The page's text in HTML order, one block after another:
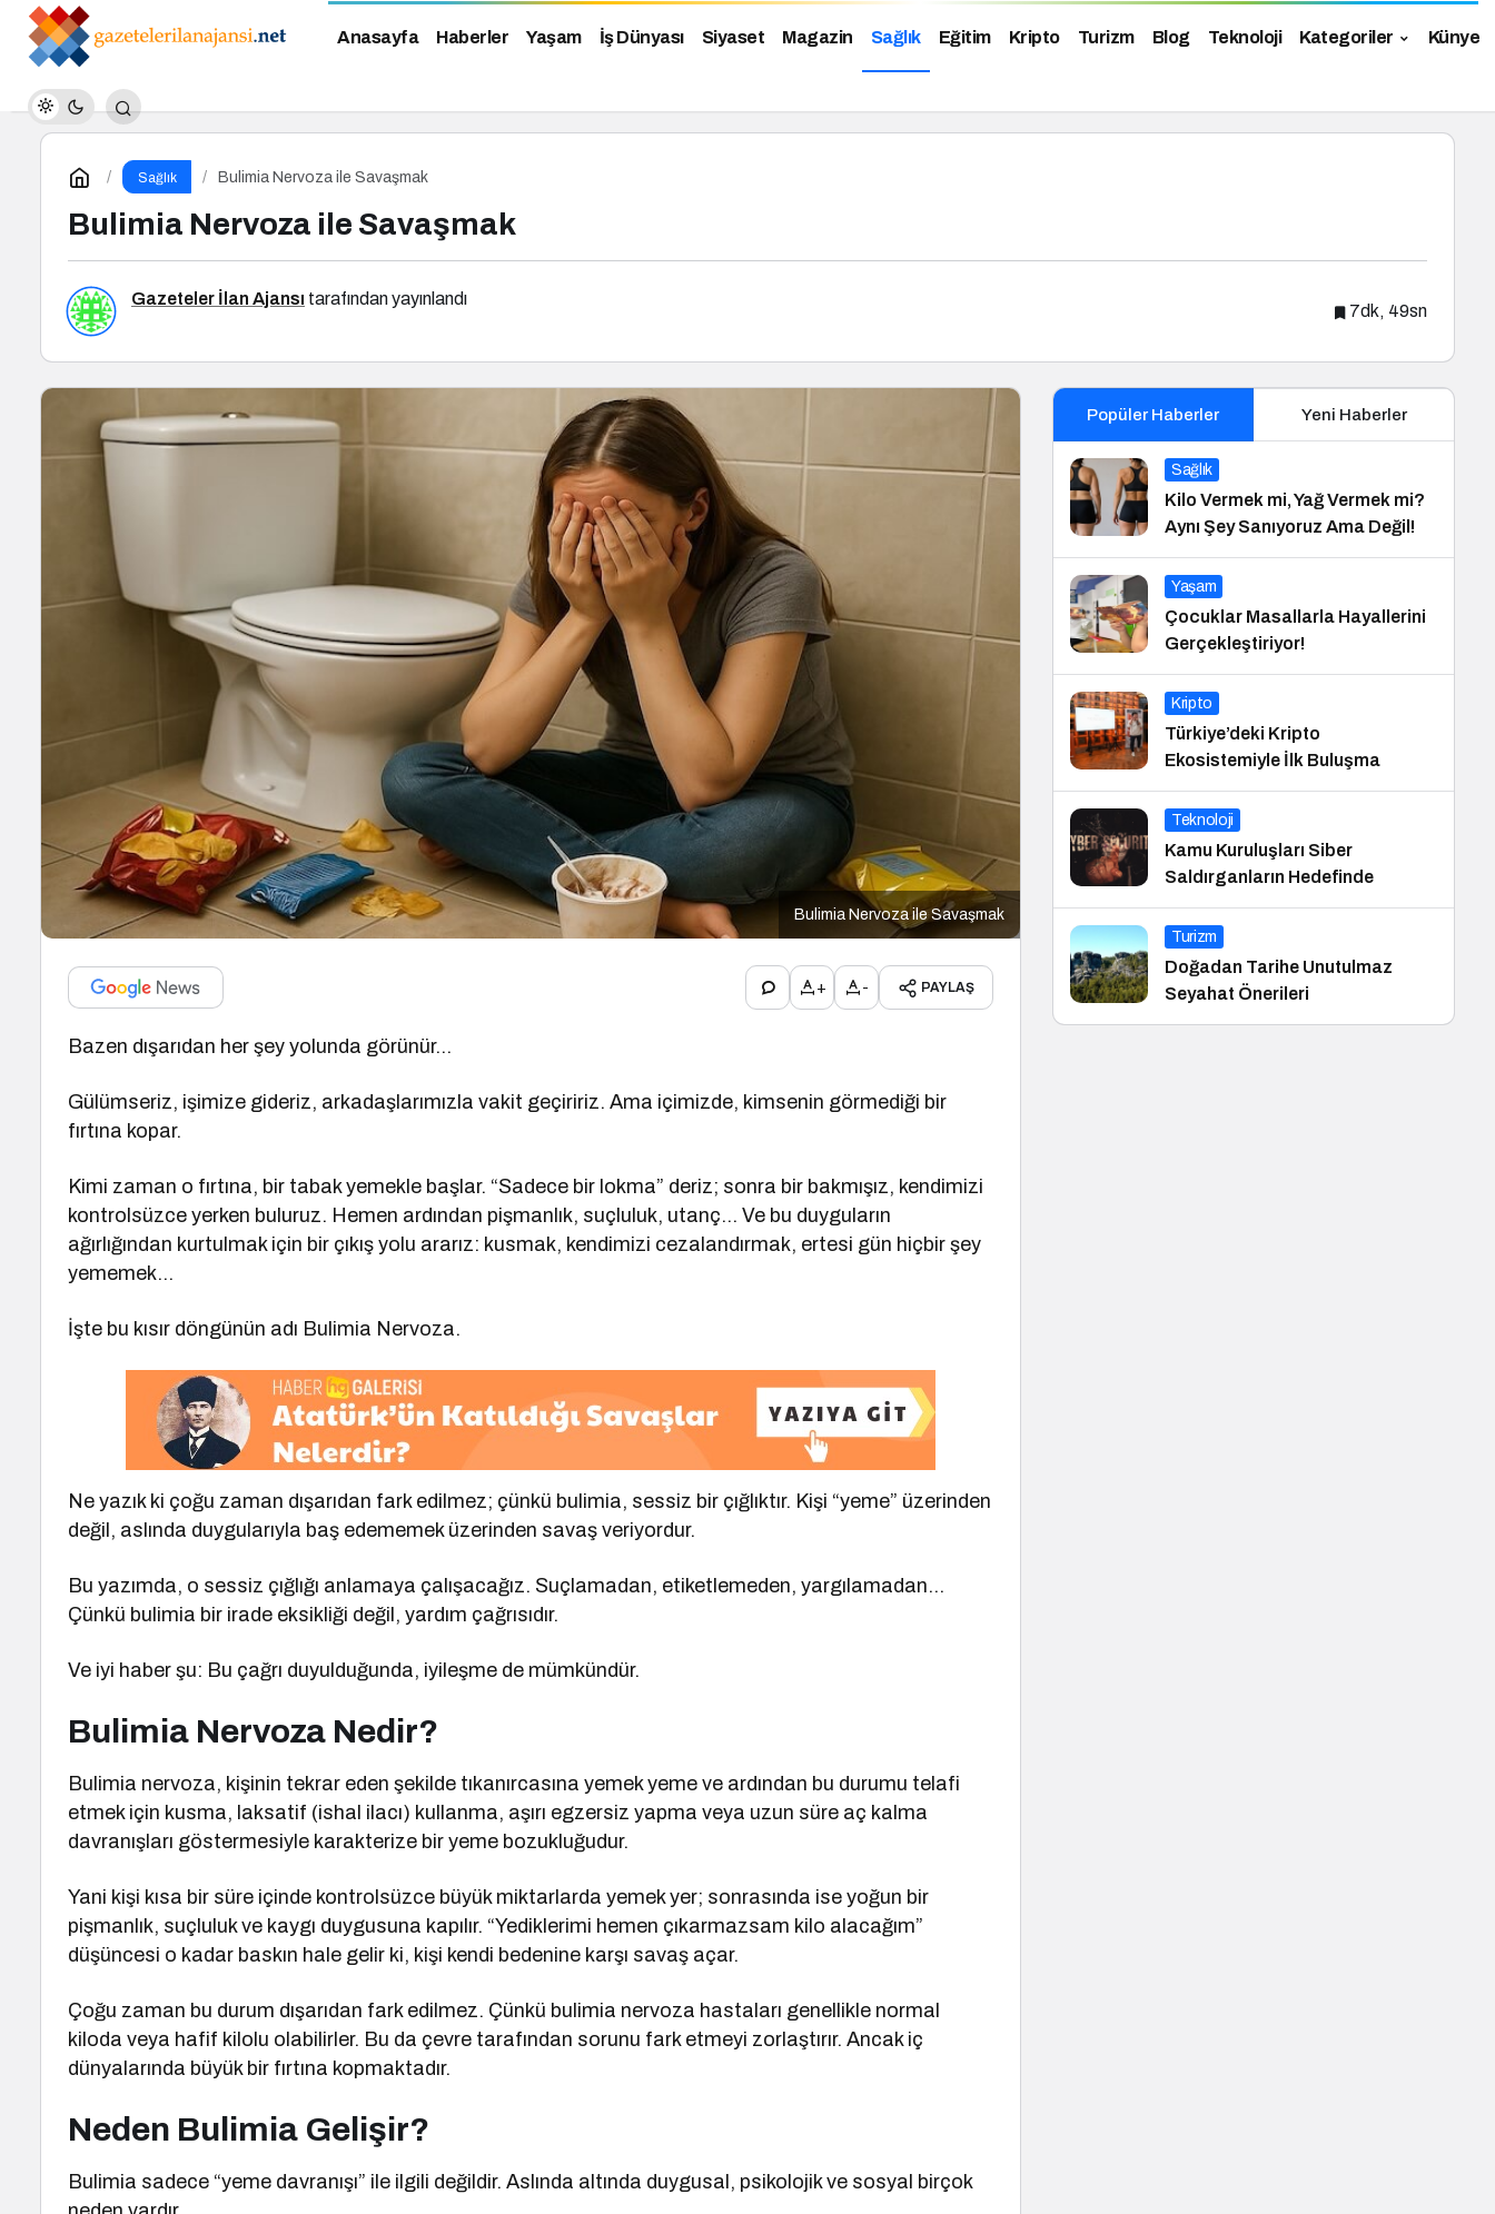
Anasayfa Haberler Yaşam İş Dünyası Siyaset Magazin Sağlık Eğitim Kripto Turizm Blog Teknoloji Kategoriler Künye
Sağlık Bulimia Nervoza ile Savaşmak
Bulimia Nervoza ile Savaşmak
Gazeteler İlan Ajansı tarafından yayınlandı
7dk, 49sn
Bulimia Nervoza ile Savaşmak
+ - PAYLAŞ
Bazen dışarıdan her şey yolunda görünür…
Gülümseriz, işimize gideriz, arkadaşlarımızla vakit geçiririz. Ama içimizde, kimsenin görmediği bir
fırtına kopar.
Kimi zaman o fırtına, bir tabak yemekle başlar. “Sadece bir lokma” deriz; sonra bir bakmışız, kendimizi
kontrolsüzce yerken buluruz. Hemen ardından pişmanlık, suçluluk, utanç… Ve bu duyguların
ağırlığından kurtulmak için bir çıkış yolu ararız: kusmak, kendimizi cezalandırmak, ertesi gün hiçbir şey
yememek…
İşte bu kısır döngünün adı Bulimia Nervoza.
Ne yazık ki çoğu zaman dışarıdan fark edilmez; çünkü bulimia, sessiz bir çığlıktır. Kişi “yeme” üzerinden
değil, aslında duygularıyla baş edememek üzerinden savaş veriyordur.
Bu yazımda, o sessiz çığlığı anlamaya çalışacağız. Suçlamadan, etiketlemeden, yargılamadan…
Çünkü bulimia bir irade eksikliği değil, yardım çağrısıdır.
Ve iyi haber şu: Bu çağrı duyulduğunda, iyileşme de mümkündür.
Bulimia Nervoza Nedir?
Bulimia nervoza, kişinin tekrar eden şekilde tıkanırcasına yemek yeme ve ardından bu durumu telafi
etmek için kusma, laksatif (ishal ilacı) kullanma, aşırı egzersiz yapma veya uzun süre aç kalma
davranışları göstermesiyle karakterize bir yeme bozukluğudur.
Yani kişi kısa bir süre içinde kontrolsüzce büyük miktarlarda yemek yer; sonrasında ise yoğun bir
pişmanlık, suçluluk ve kaygı duygusuna kapılır. “Yediklerimi hemen çıkarmazsam kilo alacağım”
düşüncesi o kadar baskın hale gelir ki, kişi kendi bedenine karşı savaş açar.
Çoğu zaman bu durum dışarıdan fark edilmez. Çünkü bulimia nervoza hastaları genellikle normal
kiloda veya hafif kilolu olabilirler. Bu da çevre tarafından sorunu fark etmeyi zorlaştırır. Ancak iç
dünyalarında büyük bir fırtına kopmaktadır.
Neden Bulimia Gelişir?
Bulimia sadece “yeme davranışı” ile ilgili değildir. Aslında altında duygusal, psikolojik ve sosyal birçok
Popüler Haberler Yeni Haberler
Sağlık
Kilo Vermek mi, Yağ Vermek mi?
Aynı Şey Sanıyoruz Ama Değil!
Yaşam
Çocuklar Masallarla Hayallerini
Gerçekleştiriyor!
Kripto
Türkiye’deki Kripto
Ekosistemiyle İlk Buluşma
Teknoloji
Kamu Kuruluşları Siber
Saldırganların Hedefinde
Turizm
Doğadan Tarihe Unutulmaz
Seyahat Önerileri